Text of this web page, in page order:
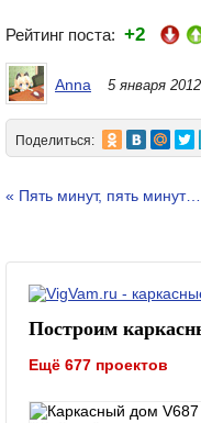
Рейтинг поста: +2
Anna 5 января
Поделиться:
« Пять минут, пять минут…
Построим
Ещё 677 проектов